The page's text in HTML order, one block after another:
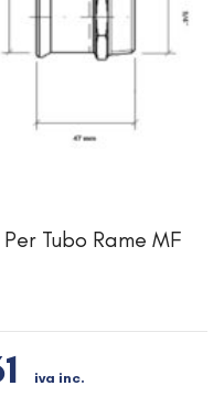
Tubo Rame MF
iva inc.